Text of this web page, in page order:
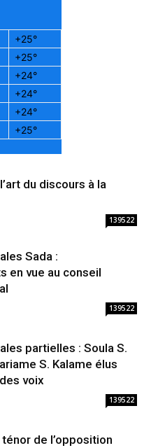
+25°
+25°
+24°
+24°
+24°
+25°
du discours à la
139522
Sada :
en vue au conseil
139522
partielles : Soula S.
S. Kalame élus
voix
139522
de l’opposition